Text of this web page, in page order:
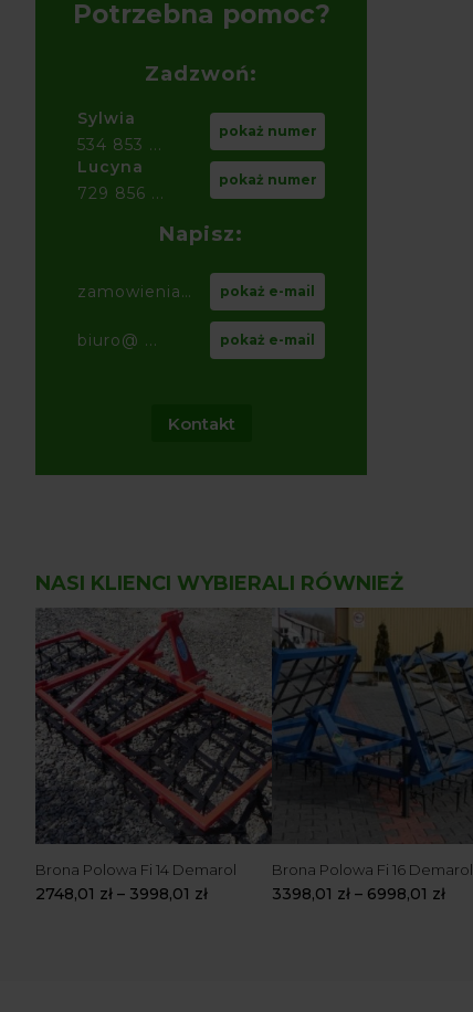
Potrzebna pomoc?
Zadzwoń:
Sylwia
534 853 ...
pokaż numer
Lucyna
729 856 ...
pokaż numer
Napisz:
zamowienia@ ... pokaż e-mail
biuro@ ... pokaż e-mail
Kontakt
NASI KLIENCI WYBIERALI RÓWNIEŻ
Brona Polowa Fi 14 Demarol
2748,01 zł – 3998,01 zł
Brona Polowa Fi 16 Demarol
3398,01 zł – 6998,01 zł